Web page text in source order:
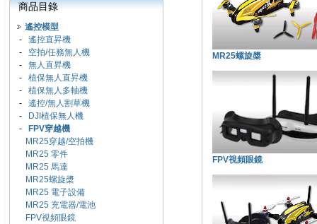
商品目錄
遙控模型
- 遙控直昇機
- 空拍/任務無人機
- 無人直昇機
- 植保無人直昇機
- 植保無人多軸機
- 遙控/無人割草機
-
DJI植保無人機
-
FPV穿越機
MR25穿越/空拍機
MR25 零件
MR25 馬達
MR25螺旋槳
MR25 電子設備
MR25 充電器/電池
FPV視頻眼鏡
MR25螺旋槳
FPV視頻眼鏡